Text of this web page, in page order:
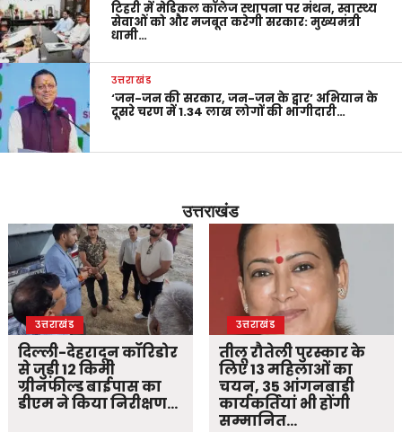
टिहरी में मेडिकल कॉलेज स्थापना पर मंथन, स्वास्थ्य
सेवाओं को और मजबूत करेगी सरकार: मुख्यमंत्री
धामी…
उत्तराखंड
‘जन-जन की सरकार, जन-जन के द्वार’ अभियान के
दूसरे चरण में 1.34 लाख लोगों की भागीदारी…
उत्तराखंड
उत्तराखंड
दिल्ली-देहरादून कॉरिडोर
से जुड़ी 12 किमी
ग्रीनफील्ड बाईपास का
डीएम ने किया निरीक्षण…
उत्तराखंड
तीलू रौतेली पुरस्कार के
लिए 13 महिलाओं का
चयन, 35 आंगनबाड़ी
कार्यकर्तियां भी होंगी
सम्मानित…